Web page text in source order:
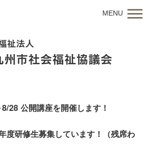
MENU
8/28 公開講座を開催します！
度研修生募集しています！（残席わ